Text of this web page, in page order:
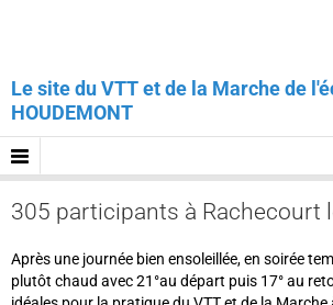
Le site du VTT et de la Marche de
HOUDEMONT
305 participants à Rachecourt
Après une journée bien ensoleillée, en soirée
plutôt chaud avec 21°au départ puis 17° au